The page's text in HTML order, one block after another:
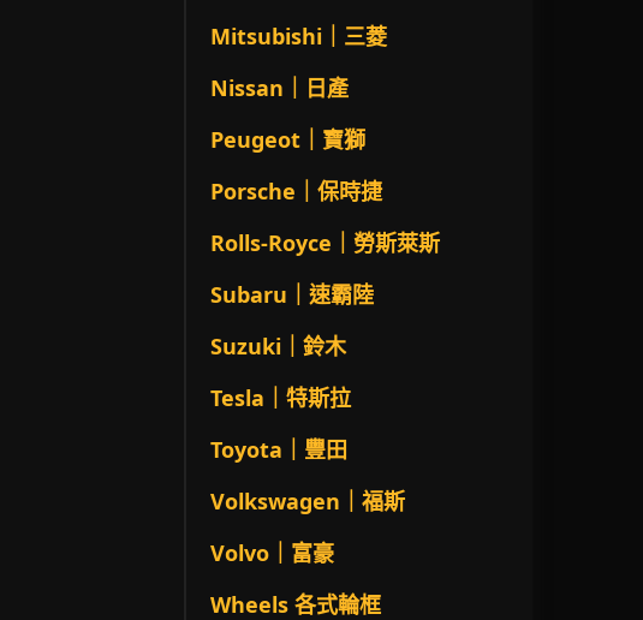
Mitsubishi｜三菱
Nissan｜日產
Peugeot｜寶獅
Porsche｜保時捷
Rolls-Royce｜勞斯萊斯
Subaru｜速霸陸
Suzuki｜鈴木
Tesla｜特斯拉
Toyota｜豐田
Volkswagen｜福斯
Volvo｜富豪
Wheels 各式輪框